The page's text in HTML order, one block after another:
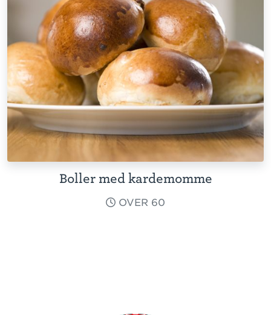
Boller med kardemomme
OVER 60